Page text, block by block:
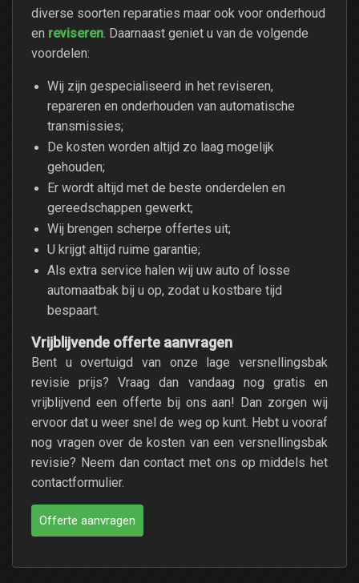
diverse soorten reparaties maar ook voor onderhoud
en reviseren . Daarnaast geniet u van de volgende
voordelen:
Wij zijn gespecialiseerd in het reviseren,
repareren en onderhouden van automatische
transmissies;
De kosten worden altijd zo laag mogelijk
gehouden;
Er wordt altijd met de beste onderdelen en
gereedschappen gewerkt;
Wij brengen scherpe offertes uit;
U krijgt altijd ruime garantie;
Als extra service halen wij uw auto of losse
automaatbak bij u op, zodat u kostbare tijd
bespaart.
Vrijblijvende offerte aanvragen
Bent u overtuigd van onze lage versnellingsbak
revisie prijs? Vraag dan vandaag nog gratis en
vrijblijvend een offerte bij ons aan! Dan zorgen wij
ervoor dat u weer snel de weg op kunt. Hebt u vooraf
nog vragen over de kosten van een versnellingsbak
revisie? Neem dan contact met ons op middels het
contactformulier.
Offerte aanvragen